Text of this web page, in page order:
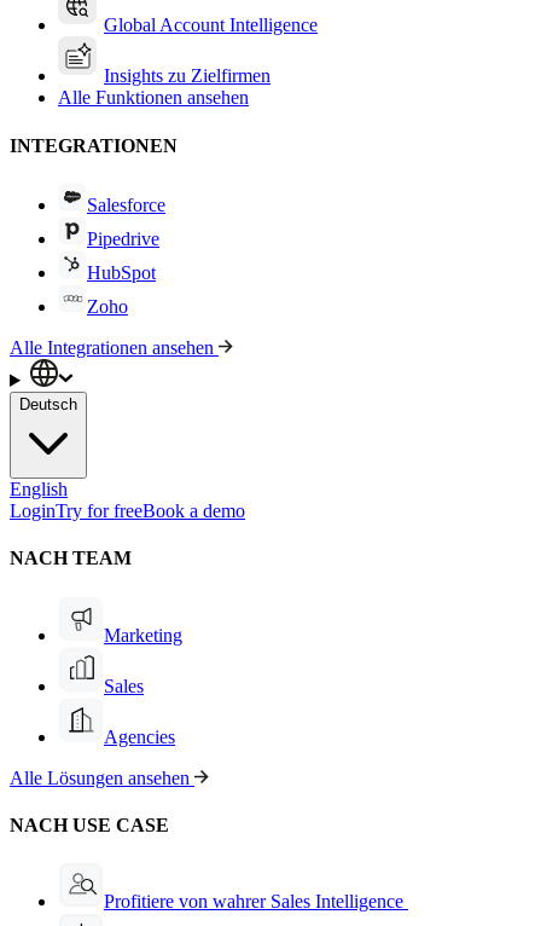
Global Account Intelligence
Insights zu Zielfirmen
Alle Funktionen ansehen
INTEGRATIONEN
Salesforce
Pipedrive
HubSpot
Zoho
Alle Integrationen ansehen
Deutsch
English
LoginTry for freeBook a demo
NACH TEAM
Marketing
Sales
Agencies
Alle Lösungen ansehen
NACH USE CASE
Profitiere von wahrer Sales Intelligence